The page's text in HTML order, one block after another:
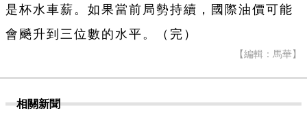
是杯水車薪。如果當前局勢持續，國際油價可能
會飈升到三位數的水平。（完）
【編輯：馬華】
相關新聞